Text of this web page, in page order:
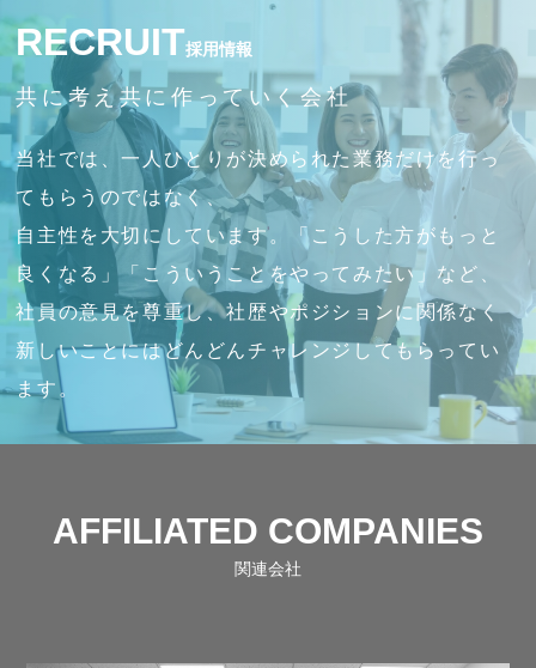
RECRUIT採用情報
共に考え共に作っていく会社
当社では、一人ひとりが決められた業務だけを行っ
てもらうのではなく、
自主性を大切にしています。「こうした方がもっと
良くなる」「こういうことをやってみたい」など、
社員の意見を尊重し、社歴やポジションに関係なく
新しいことにはどんどんチャレンジしてもらってい
ます。
AFFILIATED COMPANIES
関連会社